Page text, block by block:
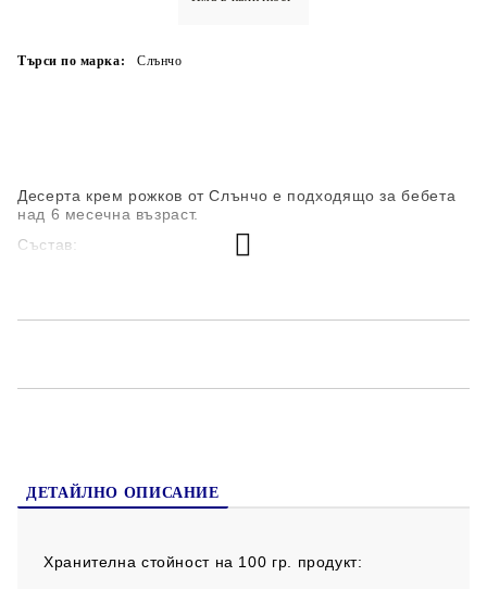
Десерта крем рожков от Слънчо е подходящо за бебета
над 6 месечна възраст.
Състав:
регулатор на киселинността: аскорбинова киселина
Търси по марка: Слънчо
ДЕТАЙЛНО ОПИСАНИЕ
Хранителна стойност на 100 гр. продукт: